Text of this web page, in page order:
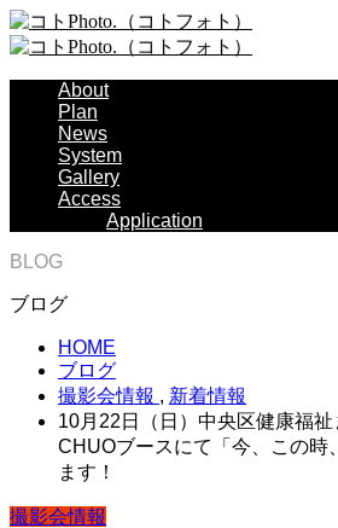
About
Plan
News
System
Gallery
Access
Application
BLOG
ブログ
HOME
ブログ
撮影会情報 , 新着情報
10月22日（日）中央区健康福
CHUOブースにて「今、この時
ます！
撮影会情報